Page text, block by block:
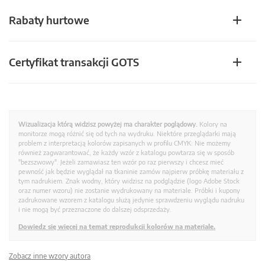
Rabaty hurtowe
Certyfikat transakcji GOTS
Wizualizacja którą widzisz powyżej ma charakter poglądowy. Kolory na
monitorze mogą różnić się od tych na wydruku. Niektóre przeglądarki mają
problem z interpretacją kolorów zapisanych w profilu CMYK. Nie możemy
również zagwarantować, że każdy wzór z katalogu powtarza się w sposób
"bezszwowy". Jeżeli zamawiasz ten wzór po raz pierwszy i chcesz mieć
pewność jak będzie wyglądał na tkaninie zamów najpierw próbkę materiału z
tym nadrukiem. Znak wodny, który widzisz na podglądzie (logo Adobe Stock
oraz numer wzoru) nie zostanie wydrukowany na materiale. Próbki i kupony
zadrukowane wzorem z katalogu służą jedynie sprawdzeniu wyglądu nadruku
i nie mogą być przeznaczone do dalszej odsprzedaży.
Dowiedz się więcej na temat reprodukcji kolorów na materiale.
Zobacz inne wzory autora